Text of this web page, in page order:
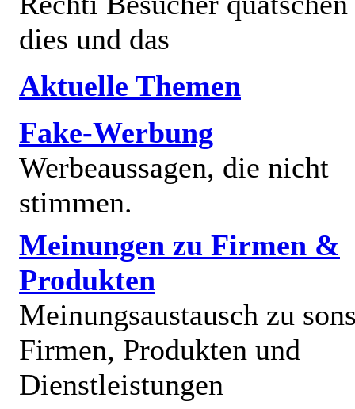
dies und das
Aktuelle Themen
Fake-Werbung
Werbeaussagen, die nicht
stimmen.
Meinungen zu Firmen &
Produkten
Meinungsaustausch zu
Firmen, Produkten und
Dienstleistungen